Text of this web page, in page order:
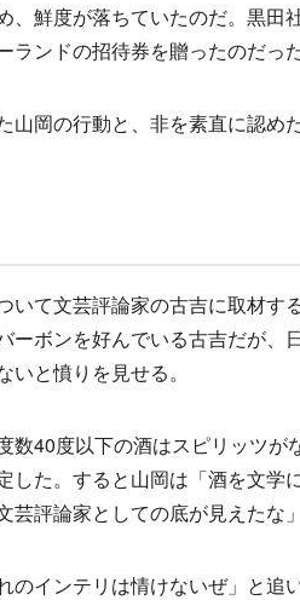
、鮮度が落ちていたのだ。黒田
ランドの招待券を贈ったのだっ
岡の行動と、非を素直に認め
いて文芸評論家の古吉に取材す
ーボンを好んでいる古吉だが、
と憤りを見せる。
40度以下の酒はスピリッツが
した。すると山岡は「酒を文学
芸評論家としての底が見えたな
のインテリは情けないぜ」と追